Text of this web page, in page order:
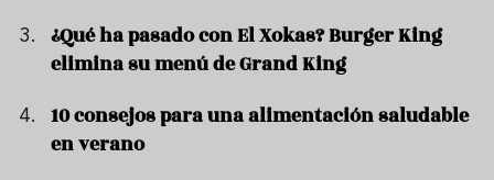
¿Qué ha pasado con El Xokas? Burger King
elimina su menú de Grand King
10 consejos para una alimentación saludable
en verano